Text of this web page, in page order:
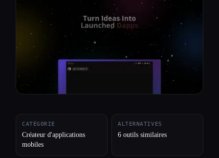
Toutes les catégories
À propos
CATÉGORIE
Créateur d'applications
mobiles
ALTERNATIVES
6 outils similaires